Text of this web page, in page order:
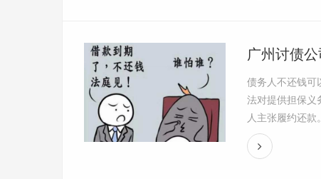
广州讨债
债务人不还钱可
法对提供担保义
人主张履约还款